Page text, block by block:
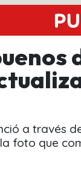
a través
foto que